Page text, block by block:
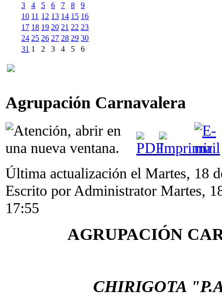
3
4 5 6 7 8
9
10 11 12 13 14 15 16
17 18 19 20 21 22 23
24 25 26 27 28 29 30
31 1 2 3 4 5 6
Agrupación Carnavalera
Última actualización el Martes, 18
Escrito por Administrator Martes,
17:55
AGRUPACIÓN
CHIRIGOTA